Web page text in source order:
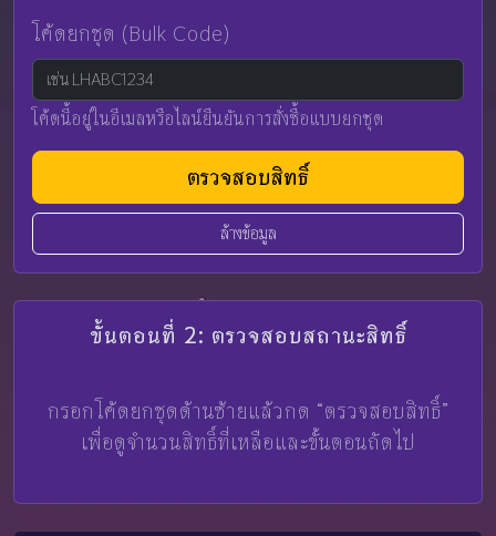
โค้ดยกชุด (Bulk Code)
โค้ดนี้อยู่ในอีเมลหรือไลน์ยืนยันการสั่งซื้อแบบยกชุด
ตรวจสอบสิทธิ์
ล้างข้อมูล
ขั้นตอนที่ 2: ตรวจสอบสถานะสิทธิ์
กรอกโค้ดยกชุดด้านซ้ายแล้วกด “ตรวจสอบสิทธิ์”
เพื่อดูจำนวนสิทธิ์ที่เหลือและขั้นตอนถัดไป